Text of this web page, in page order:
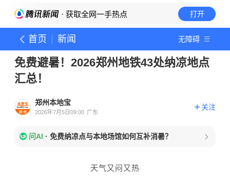
· 获取全网一手热点 打开
首页 新闻 无障碍
免费避暑！2026郑州地铁43处纳凉地点
汇总！
郑州本地宝
2026年7月5日09:00 广东
关注
问AI · 免费纳凉点与本地场馆如何互补消暑？
天气又闷又热